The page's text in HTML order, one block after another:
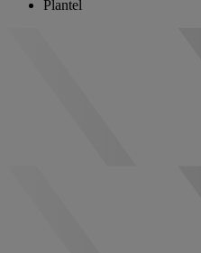
Plantel